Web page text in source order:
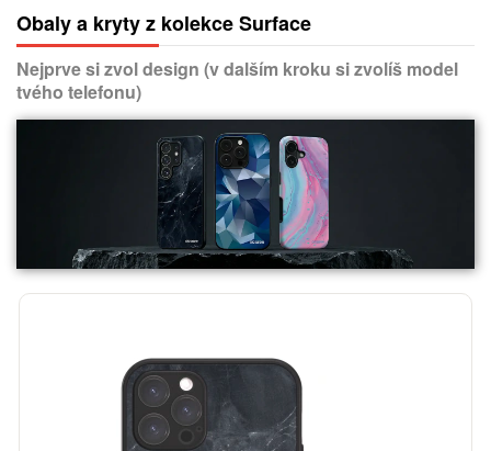
Obaly a kryty z kolekce Surface
Nejprve si zvol design (v dalším kroku si zvolíš model
tvého telefonu)